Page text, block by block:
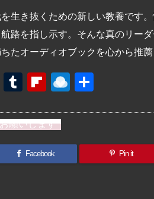
生き抜くための新しい教養です
路を指し示す。そんな真のリー
たオーディオブックを心から推薦
T
T
m
bl
r
Fl
b
o
ar
R
n
dr
o
願いします
Facebook Pin it